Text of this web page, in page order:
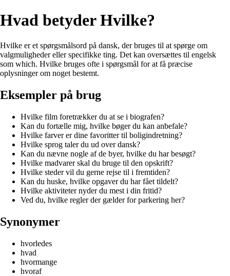
Hvad betyder Hvilke?
Hvilke er et spørgsmålsord på dansk, der bruges til at spørge om
valgmuligheder eller specifikke ting. Det kan oversættes til engelsk
som which. Hvilke bruges ofte i spørgsmål for at få præcise
oplysninger om noget bestemt.
Eksempler på brug
Hvilke film foretrækker du at se i biografen?
Kan du fortælle mig, hvilke bøger du kan anbefale?
Hvilke farver er dine favoritter til boligindretning?
Hvilke sprog taler du ud over dansk?
Kan du nævne nogle af de byer, hvilke du har besøgt?
Hvilke madvarer skal du bruge til den opskrift?
Hvilke steder vil du gerne rejse til i fremtiden?
Kan du huske, hvilke opgaver du har fået tildelt?
Hvilke aktiviteter nyder du mest i din fritid?
Ved du, hvilke regler der gælder for parkering her?
Synonymer
hvorledes
hvad
hvormange
hvoraf